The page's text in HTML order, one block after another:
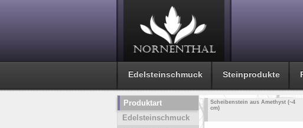
Edelsteinschmuck Steinprodukte
Scheibenstein aus Amethyst (~4
cm)
Produktart
Edelsteinschmuck